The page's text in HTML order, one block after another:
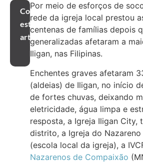
Compartilhar
este
artigo
Por meio de esforços de
rede da igreja local prestou
centenas de famílias depois
generalizadas afetaram a
Iligan, nas Filipinas.
Enchentes graves afetaram
(aldeias) de Iligan, no início
de fortes chuvas, deixando
eletricidade, água limpa e
resposta, a Igreja Iligan City,
distrito, a Igreja do Nazareno
(escola local da igreja), a
Nazarenos de Compaixão